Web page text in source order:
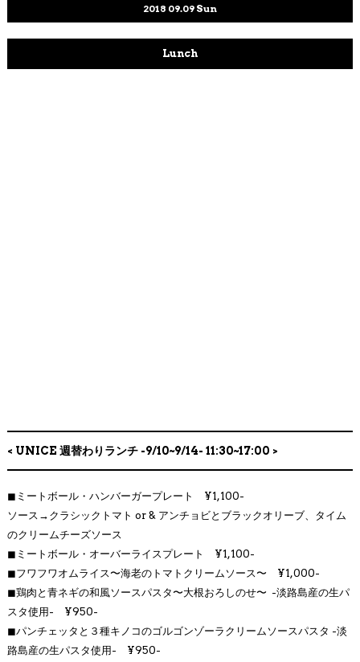
2018 09.09 Sun
Lunch
< UNICE 週替わりランチ -9/10~9/14- 11:30~17:00 >
◼︎ ミートボール・ハンバーガープレート ¥1,100-
ソース→クラシックトマト or & アンチョビとブラックオリーブ、タイム
のクリームチーズソース
◼︎ ミートボール・オーバーライスプレート ¥1,100-
◼︎フワフワオムライス〜海老のトマトクリームソース〜¥1,000-
◼︎鶏肉と青ネギの和風ソースパスタ〜大根おろしのせ〜-淡路島産の生パ
スタ使用- ¥950-
◼︎パンチェッタと３種キノコのゴルゴンゾーラクリームソースパスタ -淡
路島産の生パスタ使用- ¥950-